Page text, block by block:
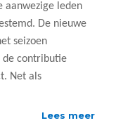
aanwezige leden
De nieuwe
seizoen
de contributie
Net als
Lees meer